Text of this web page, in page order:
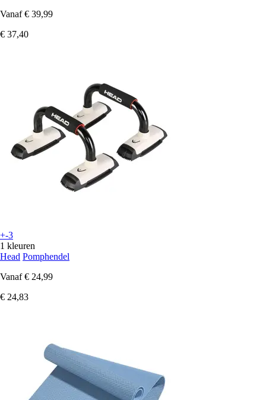
Vanaf € 39,99
€ 37,40
+-3
1 kleuren
Head Pomphendel
Vanaf € 24,99
€ 24,83